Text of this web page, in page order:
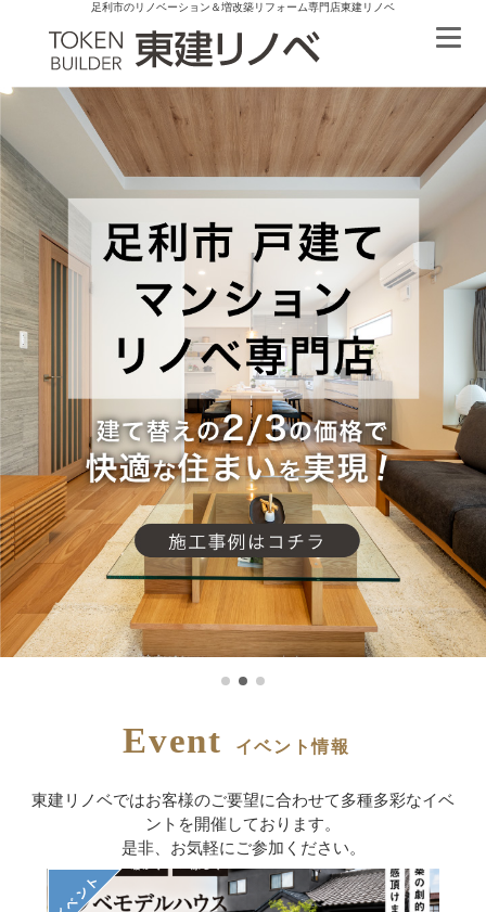
足利市のリノベーション＆増改築リフォーム専門店東建リノベ
Event イベント情報
東建リノベではお客様のご要望に合わせて多種多彩なイベ
ントを開催しております。
是非、お気軽にご参加ください。